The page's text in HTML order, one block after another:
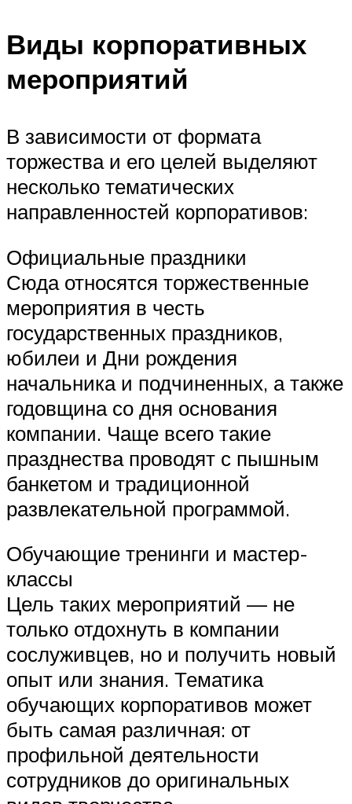
Виды корпоративных
мероприятий
В зависимости от формата
торжества и его целей выделяют
несколько тематических
направленностей корпоративов:
Официальные праздники
Сюда относятся торжественные
мероприятия в честь
государственных праздников,
юбилеи и Дни рождения
начальника и подчиненных, а также
годовщина со дня основания
компании. Чаще всего такие
празднества проводят с пышным
банкетом и традиционной
развлекательной программой.
Обучающие тренинги и мастер-
классы
Цель таких мероприятий — не
только отдохнуть в компании
сослуживцев, но и получить новый
опыт или знания. Тематика
обучающих корпоративов может
быть самая различная: от
профильной деятельности
сотрудников до оригинальных